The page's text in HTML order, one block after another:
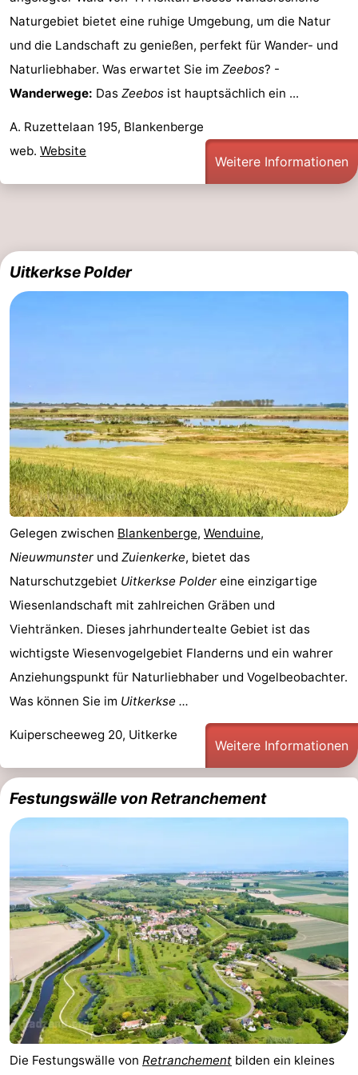
Zoutelande
-
Vlissingen
-
Middelburg
Zeeuws-
Vlaanderen
-
Retranchement
-
Gent
Die
Küste
-
Knokke-
Heist
-
Zeebrugge
-
Blankenberge
Wenduine
Wetter
Kontakt
Naturgebiet bietet eine ruhige Umgebung, um die Natur
und die Landschaft zu genießen, perfekt für Wander- und
Naturliebhaber. Was erwartet Sie im Zeebos? -
Wanderwege: Das Zeebos ist hauptsächlich ein ...
A. Ruzettelaan 195, Blankenberge
web. Website
Weitere Informationen
Uitkerkse Polder
Gelegen zwischen Blankenberge, Wenduine,
Nieuwmunster und Zuienkerke, bietet das
Naturschutzgebiet Uitkerkse Polder eine einzigartige
Wiesenlandschaft mit zahlreichen Gräben und
Viehtränken. Dieses jahrhundertealte Gebiet ist das
wichtigste Wiesenvogelgebiet Flanderns und ein wahrer
Anziehungspunkt für Naturliebhaber und Vogelbeobachter.
Was können Sie im Uitkerkse ...
Kuiperscheeweg 20, Uitkerke
Weitere Informationen
Festungswälle von Retranchement
Die Festungswälle von Retranchement bilden ein kleines